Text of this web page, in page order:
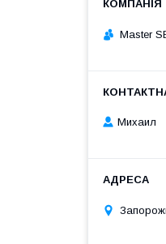
Master
Михаил